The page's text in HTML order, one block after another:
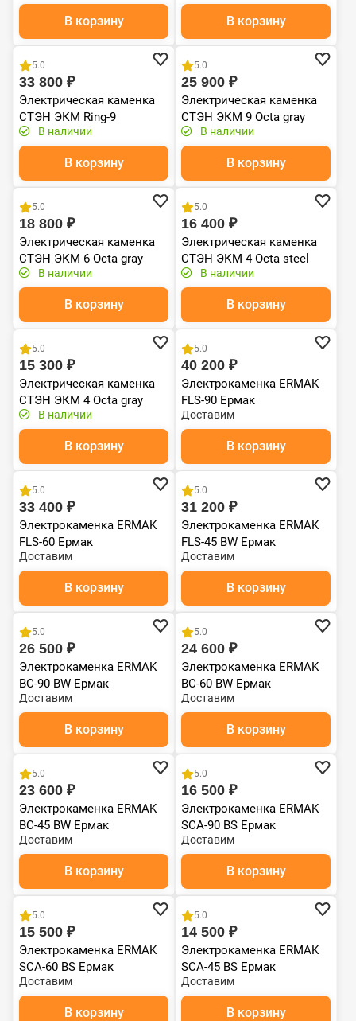
В корзину В корзину
Хит продаж
5.0
33 800 ₽
Электрическая каменка
СТЭН ЭКМ Ring-9
В наличии
В корзину
Хит продаж
5.0
25 900 ₽
Электрическая каменка
СТЭН ЭКМ 9 Octa gray
В наличии
В корзину
Хит продаж
5.0
18 800 ₽
Электрическая каменка
СТЭН ЭКМ 6 Octa gray
В наличии
В корзину
Хит продаж
5.0
16 400 ₽
Электрическая каменка
СТЭН ЭКМ 4 Octa steel
В наличии
В корзину
Хит продаж
5.0
15 300 ₽
Электрическая каменка
СТЭН ЭКМ 4 Octa gray
В наличии
В корзину
5.0
40 200 ₽
Электрокаменка ERMAK
FLS-90 Ермак
Доставим
В корзину
5.0
33 400 ₽
Электрокаменка ERMAK
FLS-60 Ермак
Доставим
В корзину
5.0
31 200 ₽
Электрокаменка ERMAK
FLS-45 BW Ермак
Доставим
В корзину
5.0
26 500 ₽
Электрокаменка ERMAK
BC-90 BW Ермак
Доставим
В корзину
5.0
24 600 ₽
Электрокаменка ERMAK
BC-60 BW Ермак
Доставим
В корзину
5.0
23 600 ₽
Электрокаменка ERMAK
BC-45 BW Ермак
Доставим
В корзину
5.0
16 500 ₽
Электрокаменка ERMAK
SCA-90 BS Ермак
Доставим
В корзину
5.0
15 500 ₽
Электрокаменка ERMAK
SCA-60 BS Ермак
Доставим
В корзину
5.0
14 500 ₽
Электрокаменка ERMAK
SCA-45 BS Ермак
Доставим
В корзину